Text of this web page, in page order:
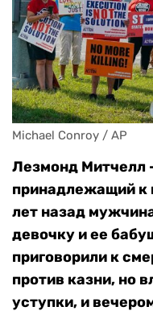
Michael Conroy / AP
Лезмонд Митчелл
принадлежащий к
лет назад
девочку и ее
приговорили к
против казни, но
уступки, и